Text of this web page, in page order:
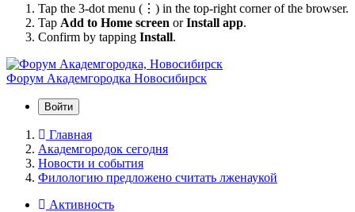
Tap the 3-dot menu (⋮) in the top-right corner of the browser.
Tap Add to Home screen orInstall app.
Confirm by tapping Install.
Форум Академгородка Новосибирск
Войти
Главная
Академгородок сегодня
Новости и события
Филологию предложено считать лженаукой
Активность